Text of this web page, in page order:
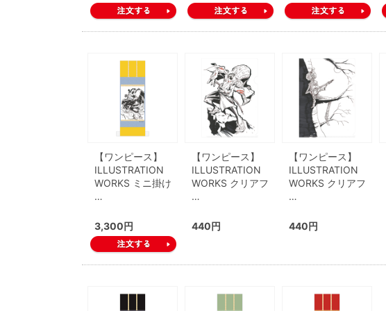
【ワンピース】
ILLUSTRATION
WORKS ミニ掛け
…
3,300円
【ワンピース】
ILLUSTRATION
WORKS クリアフ
…
440円
【ワンピース】
ILLUSTRATION
WORKS クリアフ
…
440円